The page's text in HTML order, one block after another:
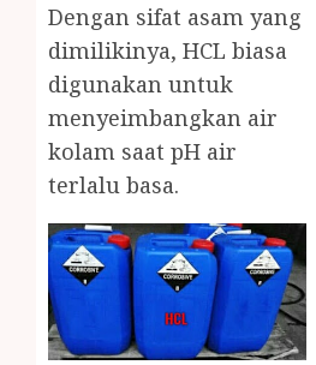
Dengan sifat asam yang
dimilikinya, HCL biasa
digunakan untuk
menyeimbangkan air
kolam saat pH air
terlalu basa.